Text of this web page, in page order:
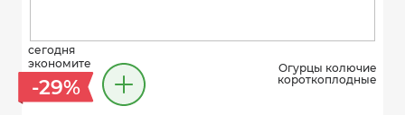
сегодня
экономите
-29%
Огурцы колючие
короткоплодные